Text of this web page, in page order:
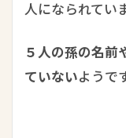
人になられてい
５人の孫の名前
ていないようで